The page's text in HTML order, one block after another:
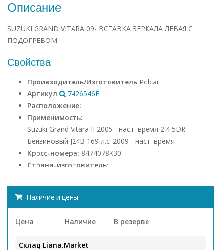
Описание
SUZUKI GRAND VITARA 09- ВСТАВКА ЗЕРКАЛА ЛЕВАЯ С
ПОДОГРЕВОМ
Свойства
Проивзодитель/Изготовитель Polcar
Артикул
7426546E
Расположение:
Применимость:
Suzuki Grand Vitara II 2005 - наст. время 2.4 5DR
Бензиновый J24B 169 л.с. 2009 - наст. время
Кросс-номера: 8474078K30
Страна-изготовитель:
Наличие и цены
Цена Наличие В резерве
Склад Liana.Market